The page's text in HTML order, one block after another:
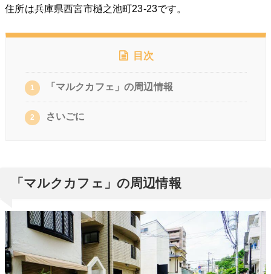
住所は兵庫県西宮市樋之池町23-23です。
目次
1 「マルクカフェ」の周辺情報
2 さいごに
「マルクカフェ」の周辺情報